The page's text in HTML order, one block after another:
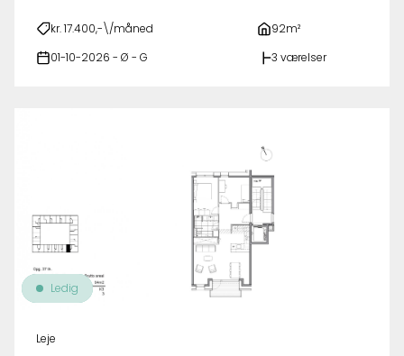
kr. 17.400,-\/måned 92m²
01-10-2026 - Ø - G 3 værelser
Ledig
Leje